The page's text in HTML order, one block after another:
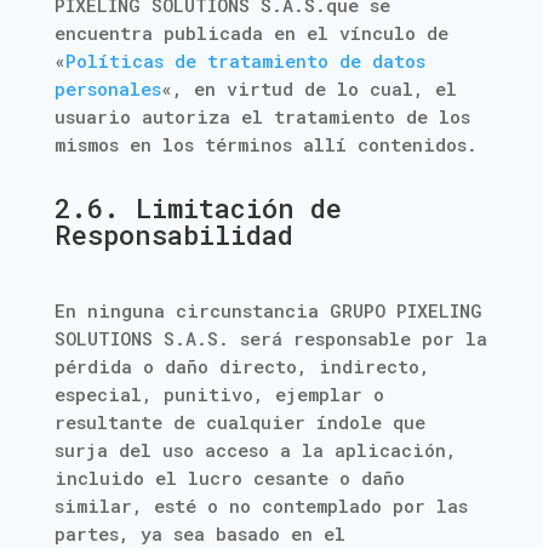
PIXELING SOLUTIONS S.A.S.que se
encuentra publicada en el vínculo de
«Políticas de tratamiento de datos
personales«, en virtud de lo cual, el
usuario autoriza el tratamiento de los
mismos en los términos allí contenidos.
2.6. Limitación de
Responsabilidad
En ninguna circunstancia GRUPO PIXELING
SOLUTIONS S.A.S. será responsable por la
pérdida o daño directo, indirecto,
especial, punitivo, ejemplar o
resultante de cualquier índole que
surja del uso acceso a la aplicación,
incluido el lucro cesante o daño
similar, esté o no contemplado por las
partes, ya sea basado en el